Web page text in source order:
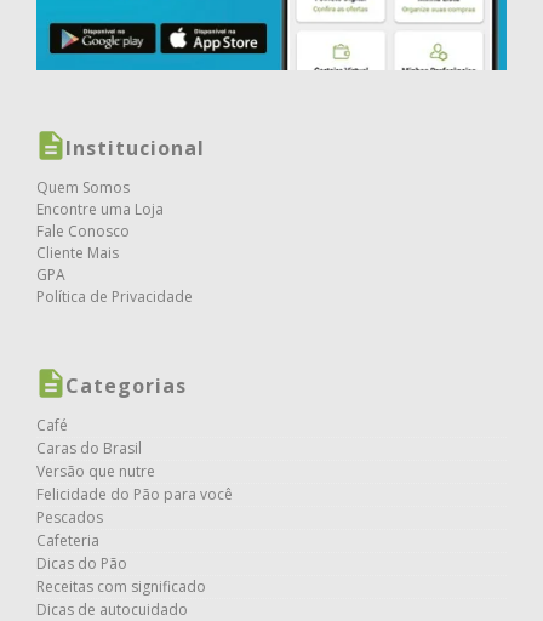
Institucional
Quem Somos
Encontre uma Loja
Fale Conosco
Cliente Mais
GPA
Política de Privacidade
Categorias
Café
Caras do Brasil
Versão que nutre
Felicidade do Pão para você
Pescados
Cafeteria
Dicas do Pão
Receitas com significado
Dicas de autocuidado